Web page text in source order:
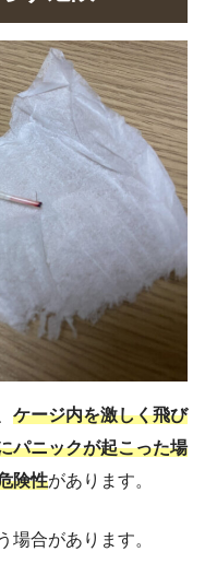
ケージ内を激しく飛び
パニックが起こった場
険性があります。
場合があります。